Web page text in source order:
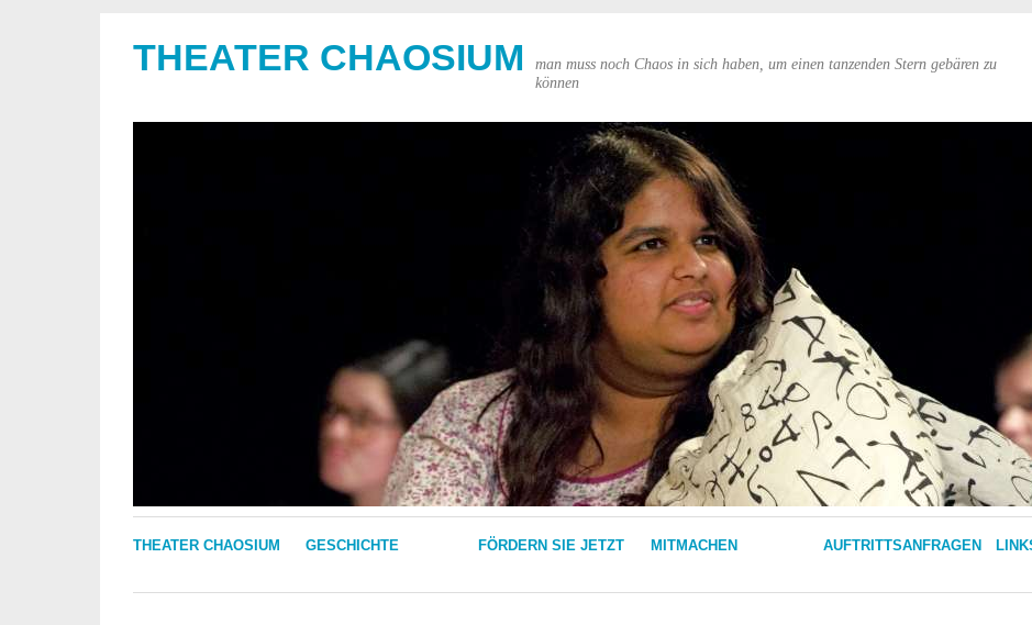
THEATER CHAOSIUM
man muss noch Chaos in sich haben, um einen tanzenden Stern gebären zu
können
THEATER CHAOSIUM GESCHICHTE FÖRDERN SIE JETZT MITMACHEN AUFTRITTSANFRAGEN